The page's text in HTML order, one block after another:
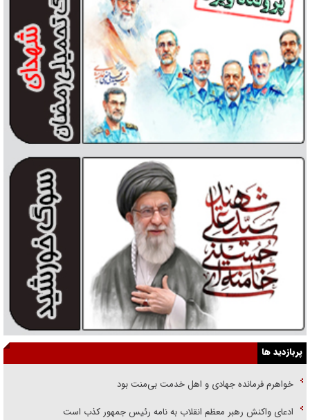
پربازدید ها
خواهرم فرمانده جهادی و اهل خدمت بی‌منت بود
ادعای واکنش رهبر معظم انقلاب به نامه رئیس جمهور کذب است